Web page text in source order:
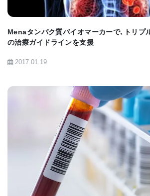
る)､血管漏出､低酸素症､炎症なども
漏出ががんの進行に関わっている
であることは確実だと強調している
来のエキソソームは特定の組織､特
べている｡
Dr. Lydenは､PMN形成の初期段階
発生であると確信しており､がん由
がインテグリン分子を介して標的
らしいことを示す研究を紹介してい
テグリンの機能を止めると､肺での
Menaタンパク質バイオマーカーで､トリプ
の治療ガイドラインを支援
2017.01.19
BIOMARKET JP